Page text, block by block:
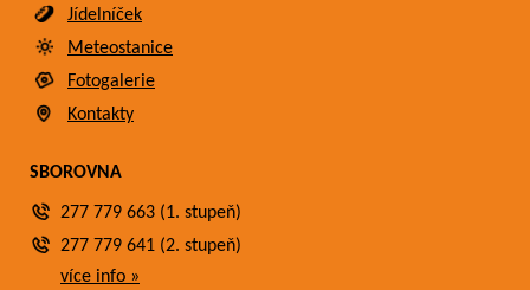
Jídelníček
Meteostanice
Fotogalerie
Kontakty
SBOROVNA
277 779 663 (1. stupeň)
277 779 641 (2. stupeň)
více info »